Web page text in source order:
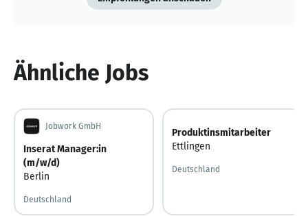
Ähnliche Jobs
Jobwork GmbH
Inserat Manager:in
(m/w/d)
Berlin
Deutschland
Produktinsmitarbeiter
Ettlingen
Deutschland